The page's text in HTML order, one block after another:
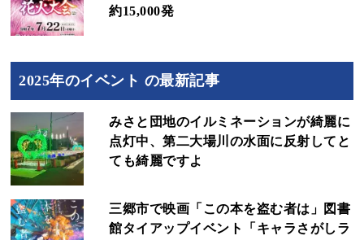
約15,000発
2025年のイベント の最新記事
みさと団地のイルミネーションが綺麗に
点灯中、第二大場川の水面に反射してと
ても綺麗ですよ
三郷市で映画「この本を盗む者は」図書
館タイアップイベント「キャラさがしラ